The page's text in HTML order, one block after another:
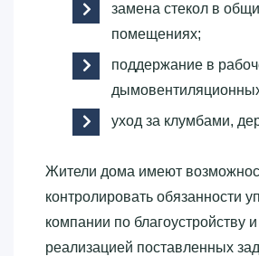
замена стекол в
помещениях;
поддержание в
уход за клумбами,
Жители дома имеют
контролировать обязанности
компании по благоустройству
реализацией поставленных